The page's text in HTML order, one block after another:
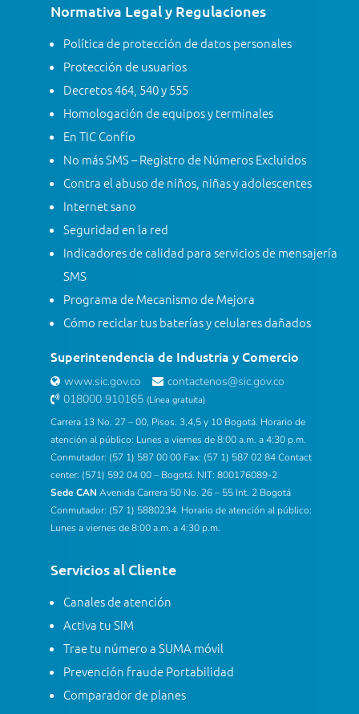
Normativa Legal y Regulaciones
Política de protección de datos personales
Protección de usuarios
Decretos 464, 540 y 555
Homologación de equipos y terminales
En TIC Confío
No más SMS – Registro de Números Excluidos
Contra el abuso de niños, niñas y adolescentes
Internet sano
Seguridad en la red
Indicadores de calidad para servicios de mensajería
SMS
Programa de Mecanismo de Mejora
Cómo reciclar tus baterías y celulares dañados
Superintendencia de Industria y Comercio
www.sic.gov.co
contactenos@sic.gov.co
018000 910165 (Línea gratuita)
Carrera 13 No. 27 – 00, Pisos. 3,4,5 y 10 Bogotá. Horario de
atención al público: Lunes a viernes de 8:00 a.m. a 4:30 p.m.
Conmutador: (57 1) 587 00 00 Fax: (57 1) 587 02 84 Contact
center: (571) 592 04 00 – Bogotá. NIT: 800176089-2
Sede CAN Avenida Carrera 50 No. 26 – 55 Int. 2 Bogotá
Conmutador: (57 1) 5880234. Horario de atención al público:
Lunes a viernes de 8:00 a.m. a 4:30 p.m.
Servicios al Cliente
Canales de atención
Activa tu SIM
Trae tu número a SUMA móvil
Prevención fraude Portabilidad
Comparador de planes